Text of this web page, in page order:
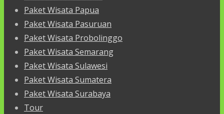
Paket Wisata Papua
Paket Wisata Pasuruan
Paket Wisata Probolinggo
Paket Wisata Semarang
Paket Wisata Sulawesi
Paket Wisata Sumatera
Paket Wisata Surabaya
Tour